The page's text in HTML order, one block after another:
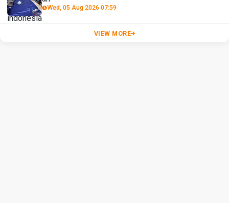
Wed, 05 Aug 2026 07:59
VIEW MORE